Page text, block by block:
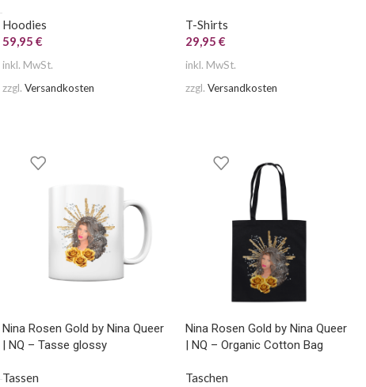
Hoodies
59,95 €
inkl. MwSt.
zzgl. Versandkosten
T-Shirts
29,95 €
inkl. MwSt.
zzgl. Versandkosten
Nina Rosen Gold by Nina Queer
| NQ – Tasse glossy
Tassen
Nina Rosen Gold by Nina Queer
| NQ – Organic Cotton Bag
Taschen